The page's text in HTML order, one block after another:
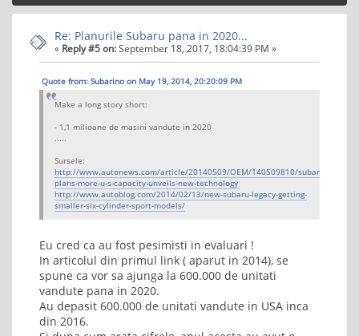
Re: Planurile Subaru pana in 2020...
« Reply #5 on:September 18, 2017, 18:04:39 PM »
Quote from: Subarino on May 19, 2014, 20:20:09 PM
Make a long story short:
- 1,1 milioane de masini vandute in 2020
.....
Sursele:
http://www.autonews.com/article/20140509/OEM/140509810/subaru-
plans-more-u-s-capacity-unveils-new-technology
http://www.autoblog.com/2014/02/13/new-subaru-legacy-getting-
smaller-six-cylinder-sport-models/
Eu cred ca au fost pesimisti in evaluari !
In articolul din primul link ( aparut in 2014), se
spune ca vor sa ajunga la 600.000 de unitati
vandute pana in 2020.
Au depasit 600.000 de unitati vandute in USA inca
din 2016.